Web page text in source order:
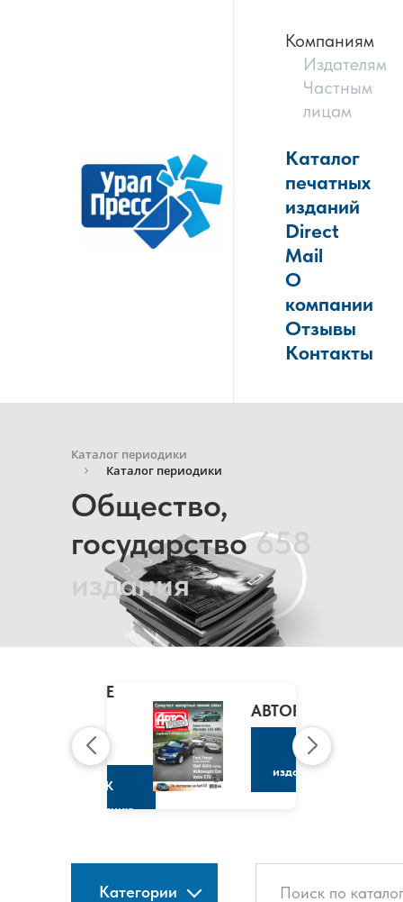
Компаниям
Издателям
Частным
лицам
Каталог
печатных
изданий
Direct
Mail
О
компании
Отзывы
Контакты
Каталог периодики
Каталог периодики
Общество,
государство658
издания
CLAIRE
МАРИ
КЛЭР
К
изданию
АВТОРЕВЮ
К
изданию
Категории